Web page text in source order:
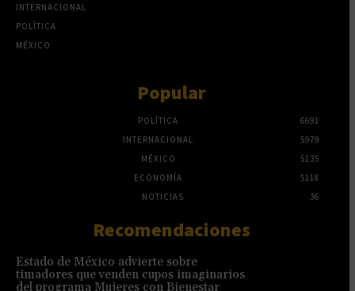
INTERNACIONAL
POLÍTICA
MÉXICO
Popular
POLÍTICA
6691
INTERNACIONAL
5979
MÉXICO
5135
ECONOMÍA
5118
NOTICIAS
36
Recomendaciones
Estado de México advierte sobre
timadores que venden cupos imaginarios
del programa Mujeres con Bienestar